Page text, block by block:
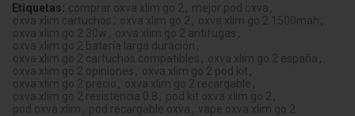
Etiquetas: comprar oxva xlim go 2 , mejor pod oxva ,
oxva xlim cartuchos , oxva xlim go 2 , oxva xlim go 2 1500mah ,
oxva xlim go 2 30w , oxva xlim go 2 antifugas ,
oxva xlim go 2 batería larga duración ,
oxva xlim go 2 cartuchos compatibles , oxva xlim go 2 españa ,
oxva xlim go 2 opiniones , oxva xlim go 2 pod kit ,
oxva xlim go 2 precio , oxva xlim go 2 recargable ,
oxva xlim go 2 resistencia 0.8 , pod kit oxva xlim go 2 ,
pod oxva xlim , pod recargable oxva , vape oxva xlim go 2